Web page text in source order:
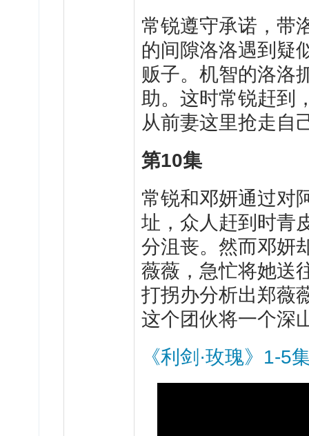
常锐遵守承诺，带
的间隙洛洛遇到疑
贩子。机智的洛洛
助。这时常锐赶到
从前妻这里抢走自
第10集
常锐和邓妍通过对
址，众人赶到时青
分沮丧。然而邓妍
薇薇，急忙将她送
打拐办分析出郑薇
这个团伙将一个深
《利剑·玫瑰》1-5